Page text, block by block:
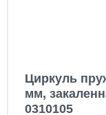
Циркуль
мм,
0310105